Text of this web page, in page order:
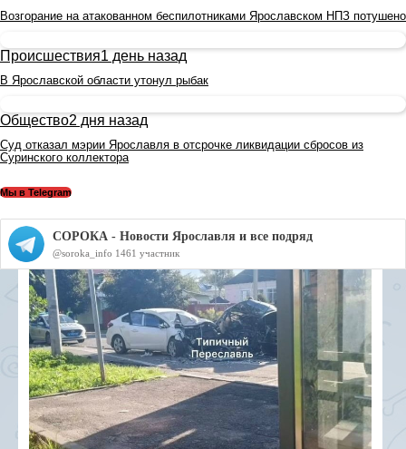
Возгорание на атакованном беспилотниками Ярославском НПЗ потушено
Происшествия1 день назад
В Ярославской области утонул рыбак
Общество2 дня назад
Суд отказал мэрии Ярославля в отсрочке ликвидации сбросов из
Суринского коллектора
Мы в Telegram